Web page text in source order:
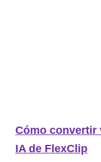
Cómo convertir
IA de FlexClip